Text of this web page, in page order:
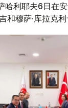
哈利耶夫6日在
和穆萨·库拉克利